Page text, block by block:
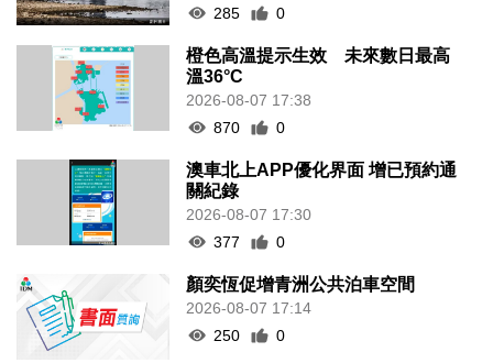
285
0
橙色高溫提示生效 未來數日最高
溫36°C
2026-08-07 17:38
870
0
澳車北上APP優化界面 增已預約通
關紀錄
2026-08-07 17:30
377
0
顏奕恆促增青洲公共泊車空間
2026-08-07 17:14
250
0